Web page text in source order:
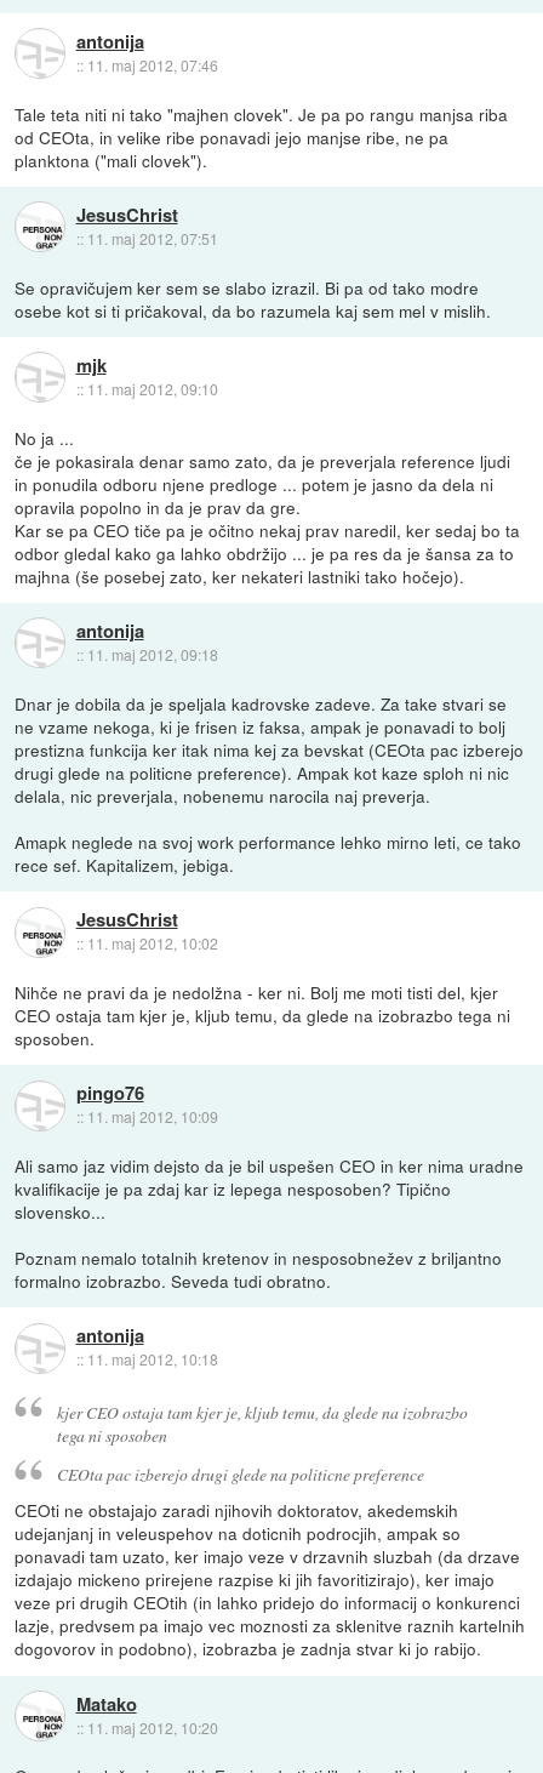
antonija
:: 11. maj 2012, 07:46
Tale teta niti ni tako "majhen clovek". Je pa po rangu manjsa riba
od CEOta, in velike ribe ponavadi jejo manjse ribe, ne pa
planktona ("mali clovek").
JesusChrist
:: 11. maj 2012, 07:51
Se opravičujem ker sem se slabo izrazil. Bi pa od tako modre
osebe kot si ti pričakoval, da bo razumela kaj sem mel v mislih.
mjk
:: 11. maj 2012, 09:10
No ja ...
če je pokasirala denar samo zato, da je preverjala reference ljudi
in ponudila odboru njene predloge ... potem je jasno da dela ni
opravila popolno in da je prav da gre.
Kar se pa CEO tiče pa je očitno nekaj prav naredil, ker sedaj bo ta
odbor gledal kako ga lahko obdržijo ... je pa res da je šansa za to
majhna (še posebej zato, ker nekateri lastniki tako hočejo).
antonija
:: 11. maj 2012, 09:18
Dnar je dobila da je speljala kadrovske zadeve. Za take stvari se
ne vzame nekoga, ki je frisen iz faksa, ampak je ponavadi to bolj
prestizna funkcija ker itak nima kej za bevskat (CEOta pac izberejo
drugi glede na politicne preference). Ampak kot kaze sploh ni nic
delala, nic preverjala, nobenemu narocila naj preverja.
Amapk neglede na svoj work performance lehko mirno leti, ce tako
rece sef. Kapitalizem, jebiga.
JesusChrist
:: 11. maj 2012, 10:02
Nihče ne pravi da je nedolžna - ker ni. Bolj me moti tisti del, kjer
CEO ostaja tam kjer je, kljub temu, da glede na izobrazbo tega ni
sposoben.
pingo76
:: 11. maj 2012, 10:09
Ali samo jaz vidim dejsto da je bil uspešen CEO in ker nima uradne
kvalifikacije je pa zdaj kar iz lepega nesposoben? Tipično
slovensko...
Poznam nemalo totalnih kretenov in nesposobnežev z briljantno
formalno izobrazbo. Seveda tudi obratno.
antonija
:: 11. maj 2012, 10:18
kjer CEO ostaja tam kjer je, kljub temu, da glede na izobrazbo
tega ni sposoben
CEOta pac izberejo drugi glede na politicne preference
CEOti ne obstajajo zaradi njihovih doktoratov, akedemskih
udejanjanj in veleuspehov na doticnih podrocjih, ampak so
ponavadi tam uzato, ker imajo veze v drzavnih sluzbah (da drzave
izdajajo mickeno prirejene razpise ki jih favoritizirajo), ker imajo
veze pri drugih CEOtih (in lahko pridejo do informacij o konkurenci
lazje, predvsem pa imajo vec moznosti za sklenitve raznih kartelnih
dogovorov in podobno), izobrazba je zadnja stvar ki jo rabijo.
Matako
:: 11. maj 2012, 10:20